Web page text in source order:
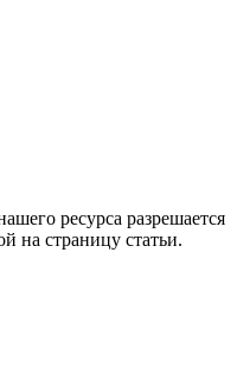
ресурса разрешается
на страницу статьи.